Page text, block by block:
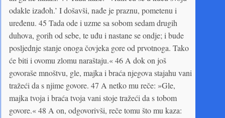
odakle izađoh.’ I došavši, nađe je praznu, pometenu i
uređenu. 45 Tada ode i uzme sa sobom sedam drugih
duhova, gorih od sebe, te uđu i nastane se ondje; i bude
posljednje stanje onoga čovjeka gore od prvotnoga. Tako
će biti i ovomu zlomu naraštaju.« 46 A dok on još
govoraše mnoštvu, gle, majka i braća njegova stajahu vani
tražeći da s njime govore. 47 A netko mu reče: »Gle,
majka tvoja i braća tvoja vani stoje tražeći da s tobom
govore.« 48 A on, odgovorivši, reče tomu što mu kaza: